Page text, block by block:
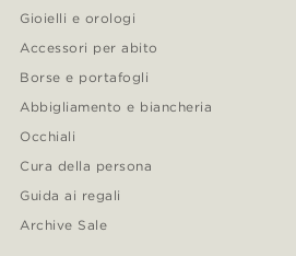
Gioielli e orologi
Accessori per abito
Borse e portafogli
Abbigliamento e biancheria
Occhiali
Cura della persona
Guida ai regali
Archive Sale